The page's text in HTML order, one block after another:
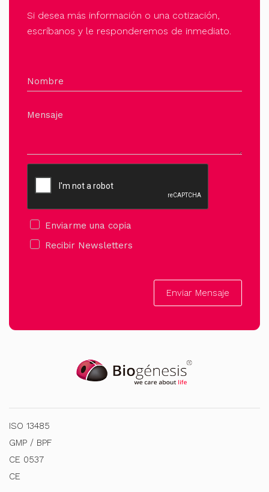
Si desea más información o una cotización,
escríbanos y le responderemos de inmediato.
Nombre
Mensaje
Enviarme una copia
Recibir Newsletters
Enviar Mensaje
ISO 13485
GMP / BPF
CE 0537
CE